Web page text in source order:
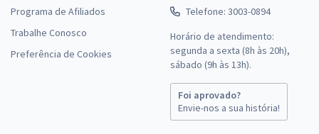
Programa de Afiliados
Trabalhe Conosco
Preferência de Cookies
Telefone: 3003-0894
Horário de atendimento:
segunda a sexta (8h às 20h),
sábado (9h às 13h).
Foi aprovado?
Envie-nos a sua história!